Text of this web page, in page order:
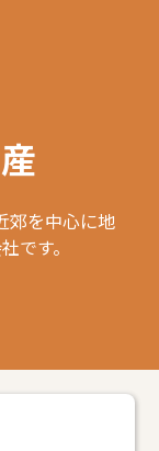
郊を中心に地
です。